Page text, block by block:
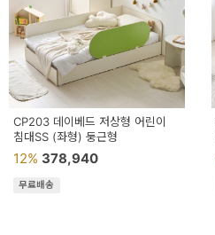
스
트
모
자
이
크
CP203 데이베드 저상형 어린이
침대SS (좌형) 둥근형
12% 378,940
무료배송